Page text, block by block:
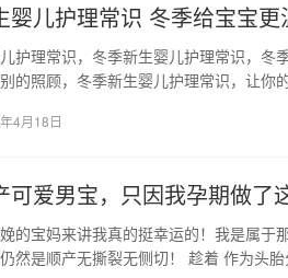
婴儿护理常识 冬季给宝宝更
护理常识，冬季新生婴儿护理常识，
的照顾，冬季新生婴儿护理常识，让你
4月18日
可爱男宝，只因我孕期做了
的宝妈来讲我真的挺幸运的！我是属
然是顺产无撕裂无侧切！ 趁着 作为头